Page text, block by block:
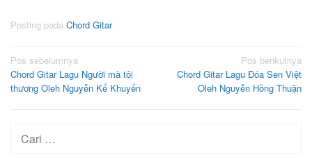
Posting pada Chord Gitar
Navigasi
pos
Pos sebelumnya
Chord Gitar Lagu Người mà tôi
thương Oleh Nguyễn Kế Khuyến
Pos berikutnya
Chord Gitar Lagu Đóa Sen Việt
Oleh Nguyễn Hồng Thuận
Cari
untuk: